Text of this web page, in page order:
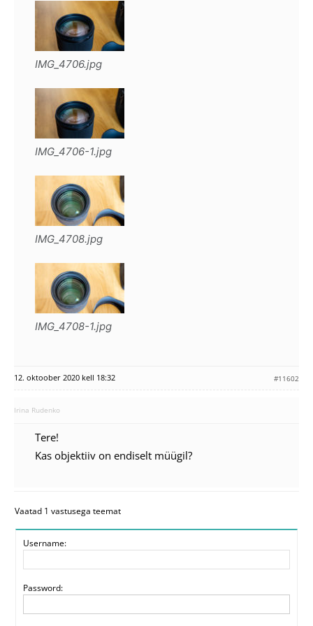
IMG_4706.jpg
IMG_4706-1.jpg
IMG_4708.jpg
IMG_4708-1.jpg
12. oktoober 2020 kell 18:32 #11602
Irina Rudenko
Tere!
Kas objektiiv on endiselt müügil?
Vaatad 1 vastusega teemat
Username:
Password: